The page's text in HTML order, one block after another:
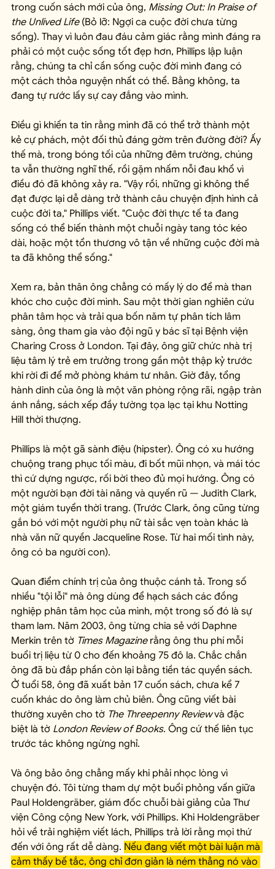
trong cuốn sách mới của ông, Missing Out: In Praise of
the Unlived Life (Bỏ lỡ: Ngợi ca cuộc đời chưa từng
sống). Thay vì luôn đau đáu cảm giác rằng mình đáng ra
phải có một cuộc sống tốt đẹp hơn, Phillips lập luận
rằng, chúng ta chỉ cần sống cuộc đời mình đang có
một cách thỏa nguyện nhất có thể. Bằng không, ta
đang tự rước lấy sự cay đắng vào mình.
Điều gì khiến ta tin rằng mình đã có thể trở thành một
kẻ cự phách, một đối thủ đáng gờm trên đường đời? Ấy
thế mà, trong bóng tối của những đêm trường, chúng
ta vẫn thường nghĩ thế, rồi gặm nhấm nỗi đau khổ vì
điều đó đã không xảy ra. "Vậy rồi, những gì không thể
đạt được lại dễ dàng trở thành câu chuyện định hình cả
cuộc đời ta," Phillips viết. "Cuộc đời thực tế ta đang
sống có thể biến thành một chuỗi ngày tang tóc kéo
dài, hoặc một tổn thương vô tận về những cuộc đời mà
ta đã không thể sống."
Xem ra, bản thân ông chẳng có mấy lý do để mà than
khóc cho cuộc đời mình. Sau một thời gian nghiên cứu
phân tâm học và trải qua bốn năm tự phân tích lâm
sàng, ông tham gia vào đội ngũ y bác sĩ tại Bệnh viện
Charing Cross ở London. Tại đây, ông giữ chức nhà trị
liệu tâm lý trẻ em trưởng trong gần một thập kỷ trước
khi rời đi để mở phòng khám tư nhân. Giờ đây, tổng
hành dinh của ông là một văn phòng rộng rãi, ngập tràn
ánh nắng, sách xếp đầy tường tọa lạc tại khu Notting
Hill thời thượng.
Phillips là một gã sành điệu (hipster). Ông có xu hướng
chuộng trang phục tối màu, đi bốt mũi nhọn, và mái tóc
thì cứ dựng ngược, rối bời theo đủ mọi hướng. Ông có
một người bạn đời tài năng và quyến rũ — Judith Clark,
một giám tuyển thời trang. (Trước Clark, ông cũng từng
gắn bó với một người phụ nữ tài sắc vẹn toàn khác là
nhà văn nữ quyền Jacqueline Rose. Từ hai mối tình này,
ông có ba người con).
Quan điểm chính trị của ông thuộc cánh tả. Trong số
nhiều "tội lỗi" mà ông dùng để hạch sách các đồng
nghiệp phân tâm học của mình, một trong số đó là sự
tham lam. Năm 2003, ông từng chia sẻ với Daphne
Merkin trên tờ Times Magazine rằng ông thu phí mỗi
buổi trị liệu từ 0 cho đến khoảng 75 đô la. Chắc chắn
ông đã bù đắp phần còn lại bằng tiền tác quyền sách.
Ở tuổi 58, ông đã xuất bản 17 cuốn sách, chưa kể 7
cuốn khác do ông làm chủ biên. Ông cũng viết bài
thường xuyên cho tờ The Threepenny Review và đặc
biệt là tờ London Review of Books. Ông cứ thế liên tục
trước tác không ngừng nghỉ.
Và ông bảo ông chẳng mấy khi phải nhọc lòng vì
chuyện đó. Tôi từng tham dự một buổi phỏng vấn giữa
Paul Holdengräber, giám đốc chuỗi bài giảng của Thư
viện Công cộng New York, với Phillips. Khi Holdengräber
hỏi về trải nghiệm viết lách, Phillips trả lời rằng mọi thứ
đến với ông rất dễ dàng. Nếu đang viết một bài luận mà
cảm thấy bế tắc, ông chỉ đơn giản là ném thẳng nó vào